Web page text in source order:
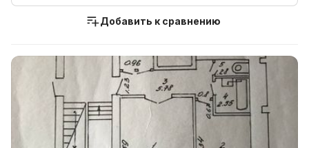
Добавить к сравнению